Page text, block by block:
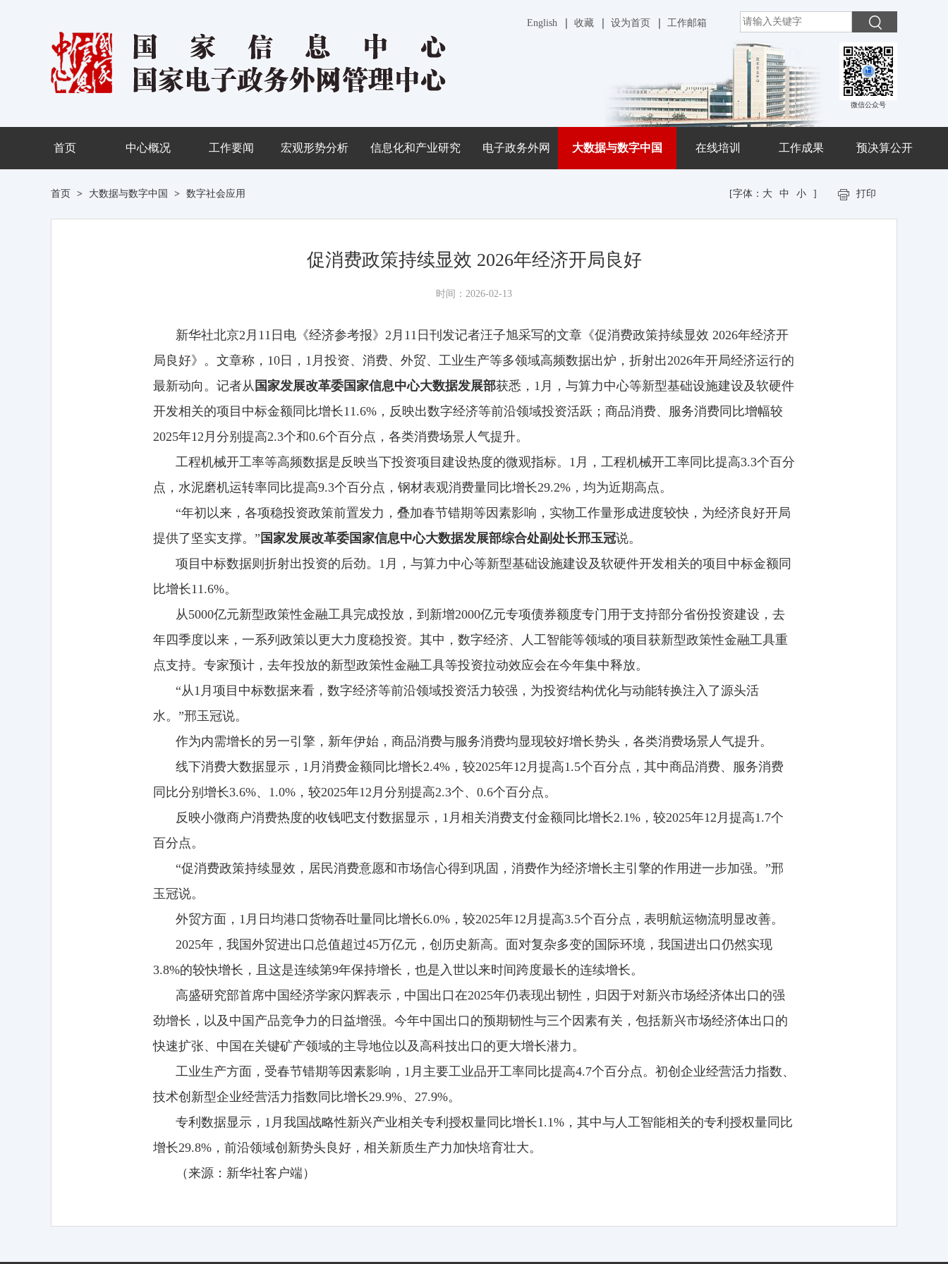
English 收藏 设为首页 工作邮箱
微信公众号
首页 中心概况 工作要闻 宏观形势分析 信息化和产业研究 电子政务外网 大数据与数字中国 在线培训 工作成果 预决算公开
首页 > 大数据与数字中国 > 数字社会应用 [字体： 大 中 小 ] 打印
促消费政策持续显效 2026年经济开局良好
时间：2026-02-13
新华社北京2月11日电《经济参考报》2月11日刊发记者汪子旭采写的文章《促消费政策持续显效 2026年经济开
局良好》。文章称，10日，1月投资、消费、外贸、工业生产等多领域高频数据出炉，折射出2026年开局经济运行的
最新动向。记者从 国家发展改革委国家信息中心大数据发展部获悉，1月，与算力中心等新型基础设施建设及软硬件
开发相关的项目中标金额同比增长11.6%，反映出数字经济等前沿领域投资活跃；商品消费、服务消费同比增幅较
2025年12月分别提高2.3个和0.6个百分点，各类消费场景人气提升。
工程机械开工率等高频数据是反映当下投资项目建设热度的微观指标。1月，工程机械开工率同比提高3.3个百分
点，水泥磨机运转率同比提高9.3个百分点，钢材表观消费量同比增长29.2%，均为近期高点。
“年初以来，各项稳投资政策前置发力，叠加春节错期等因素影响，实物工作量形成进度较快，为经济良好开局
提供了坚实支撑。” 国家发展改革委国家信息中心大数据发展部综合处副处长邢玉冠说。
项目中标数据则折射出投资的后劲。1月，与算力中心等新型基础设施建设及软硬件开发相关的项目中标金额同
比增长11.6%。
从5000亿元新型政策性金融工具完成投放，到新增2000亿元专项债券额度专门用于支持部分省份投资建设，去
年四季度以来，一系列政策以更大力度稳投资。其中，数字经济、人工智能等领域的项目获新型政策性金融工具重
点支持。专家预计，去年投放的新型政策性金融工具等投资拉动效应会在今年集中释放。
“从1月项目中标数据来看，数字经济等前沿领域投资活力较强，为投资结构优化与动能转换注入了源头活
水。”邢玉冠说。
作为内需增长的另一引擎，新年伊始，商品消费与服务消费均显现较好增长势头，各类消费场景人气提升。
线下消费大数据显示，1月消费金额同比增长2.4%，较2025年12月提高1.5个百分点，其中商品消费、服务消费
同比分别增长3.6%、1.0%，较2025年12月分别提高2.3个、0.6个百分点。
反映小微商户消费热度的收钱吧支付数据显示，1月相关消费支付金额同比增长2.1%，较2025年12月提高1.7个
百分点。
“促消费政策持续显效，居民消费意愿和市场信心得到巩固，消费作为经济增长主引擎的作用进一步加强。”邢
玉冠说。
外贸方面，1月日均港口货物吞吐量同比增长6.0%，较2025年12月提高3.5个百分点，表明航运物流明显改善。
2025年，我国外贸进出口总值超过45万亿元，创历史新高。面对复杂多变的国际环境，我国进出口仍然实现
3.8%的较快增长，且这是连续第9年保持增长，也是入世以来时间跨度最长的连续增长。
高盛研究部首席中国经济学家闪辉表示，中国出口在2025年仍表现出韧性，归因于对新兴市场经济体出口的强
劲增长，以及中国产品竞争力的日益增强。今年中国出口的预期韧性与三个因素有关，包括新兴市场经济体出口的
快速扩张、中国在关键矿产领域的主导地位以及高科技出口的更大增长潜力。
工业生产方面，受春节错期等因素影响，1月主要工业品开工率同比提高4.7个百分点。初创企业经营活力指数、
技术创新型企业经营活力指数同比增长29.9%、27.9%。
专利数据显示，1月我国战略性新兴产业相关专利授权量同比增长1.1%，其中与人工智能相关的专利授权量同比
增长29.8%，前沿领域创新势头良好，相关新质生产力加快培育壮大。
（来源：新华社客户端）